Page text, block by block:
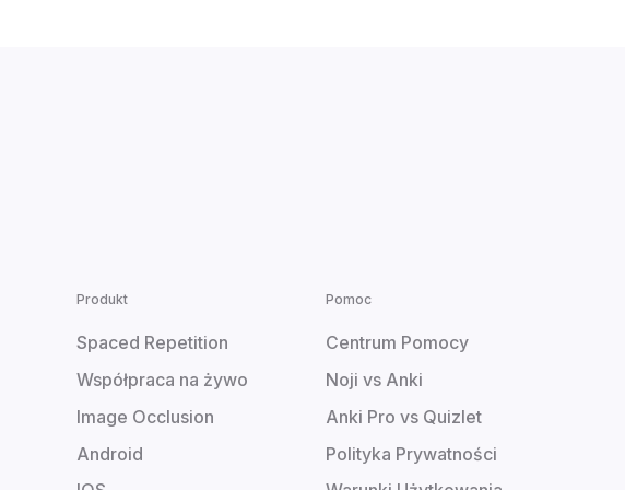
Produkt
Spaced Repetition
Współpraca na żywo
Image Occlusion
Android
Pomoc
Centrum Pomocy
Noji vs Anki
Anki Pro vs Quizlet
Polityka Prywatności